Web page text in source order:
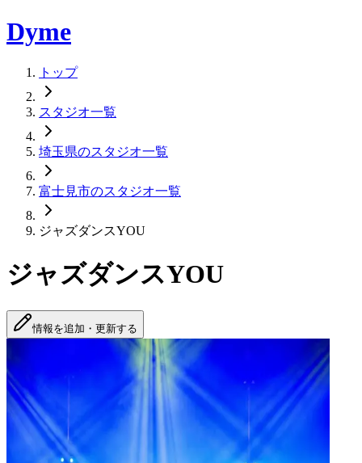
Dyme
トップ
スタジオ一覧
埼玉県のスタジオ一覧
富士見市のスタジオ一覧
ジャズダンスYOU
ジャズダンスYOU
情報を追加・更新する